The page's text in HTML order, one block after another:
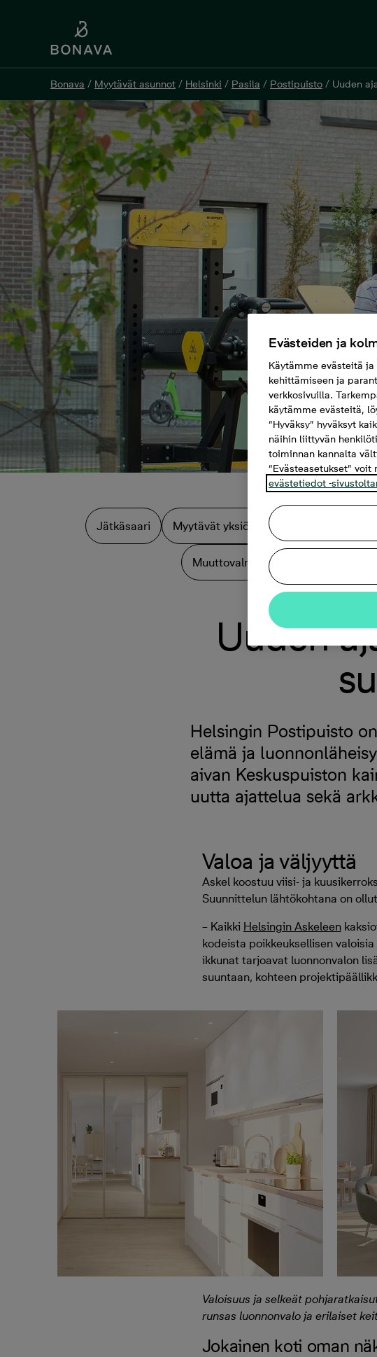
Bonava / Myytävät asunnot / Helsinki / Pasila / Postipuisto / Uuden
Jätkäsaari Myytävät yksiöt Helsinki Myytävät
Muuttovalmiit kodit Helsinki
Uuden
Helsingin Postipuisto
elämä ja
aivan Keskuspuiston
uutta ajattelua sekä
Valoa ja väljyyttä
Askel koostuu viisi- ja
Suunnittelun lähtökohtana on
– Kaikki Helsingin Askeleen
kodeista poikkeuksellisen
ikkunat tarjoavat luonnonvalon
suuntaan, kohteen
Valoisuus ja selkeät
runsas luonnonvalo ja erilaiset
Jokainen koti oman
Evästeiden ja
Käytämme evästeitä
kehittämiseen ja
verkkosivuilla.
käytämme evästeitä,
“Hyväksy” hyväksyt
näihin liittyvän
toiminnan kannalta
“Evästeasetukset”
evästetiedot -